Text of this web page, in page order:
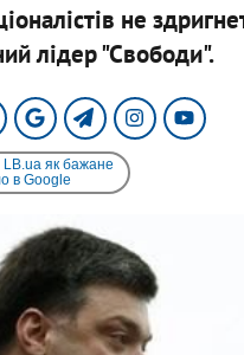
не
лідер "Свободи".
як бажане
в Google